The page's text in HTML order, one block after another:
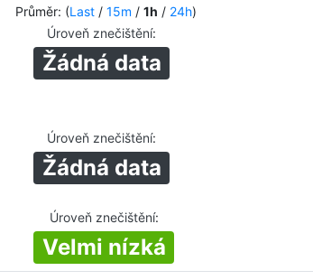
Průměr: (Last/ 15m / 1h / 24h)
Úroveň znečištění:
Žádná data
Úroveň znečištění:
Žádná data
Úroveň znečištění:
Velmi nízká